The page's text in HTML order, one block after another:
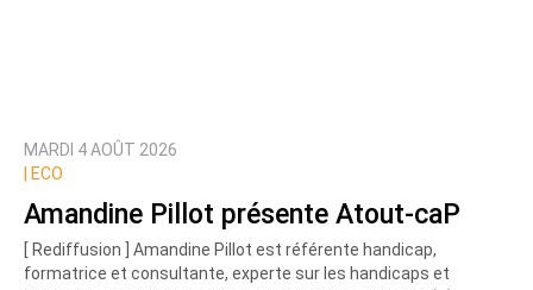
MARDI 4 AOÛT 2026
ECO
Amandine Pillot présente Atout-caP
[ Rediffusion ] Amandine Pillot est référente handicap,
formatrice et consultante, experte sur les handicaps et